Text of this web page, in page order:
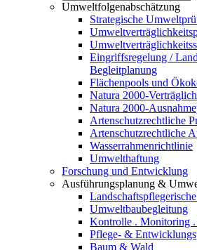
Umweltfolgenabschätzung
Strategische
Eingriffsregelung /
Begleitplanung
Flächenpools und
Natura 2000-
Natura 2000-
Artenschutzrechtliche
Artenschutzrechtliche
Wasserrahmenrichtlinie
Umwelthaftung
Forschung und Entwicklung
Ausführungsplanung &
Umweltbaubegleitung
Kontrolle . Monitoring .
Pflege- &
Baum & Wald